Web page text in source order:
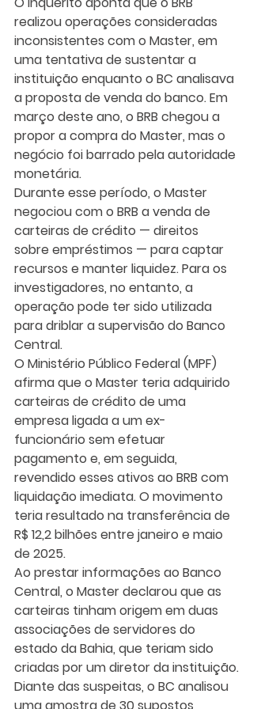
realizou operações consideradas
inconsistentes com o Master, em
uma tentativa de sustentar a
instituição enquanto o BC analisava
a proposta de venda do banco. Em
março deste ano, o BRB chegou a
propor a compra do Master, mas o
negócio foi barrado pela autoridade
monetária.
Durante esse período, o Master
negociou com o BRB a venda de
carteiras de crédito — direitos
sobre empréstimos — para captar
recursos e manter liquidez. Para os
investigadores, no entanto, a
operação pode ter sido utilizada
para driblar a supervisão do Banco
Central.
O Ministério Público Federal (MPF)
afirma que o Master teria adquirido
carteiras de crédito de uma
empresa ligada a um ex-
funcionário sem efetuar
pagamento e, em seguida,
revendido esses ativos ao BRB com
liquidação imediata. O movimento
teria resultado na transferência de
R$ 12,2 bilhões entre janeiro e maio
de 2025.
Ao prestar informações ao Banco
Central, o Master declarou que as
carteiras tinham origem em duas
associações de servidores do
estado da Bahia, que teriam sido
criadas por um diretor da instituição.
Diante das suspeitas, o BC analisou